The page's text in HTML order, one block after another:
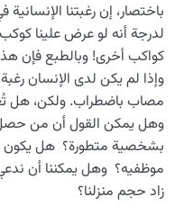
باختصار، إن رغبتنا الإنسانية
لدرجة أنه لو عرض علينا كوكب
كواكب أخرى! وبالطبع فإن
وإذا لم يكن لدى الإنسان
مصاب باضطراب. ولكن، هل
وهل يمكن القول أن من حصل
بشخصية متطورة؟ هل يكون
موظفيه؟ وهل يمكننا أن ندعي
زاد حجم منزلنا؟